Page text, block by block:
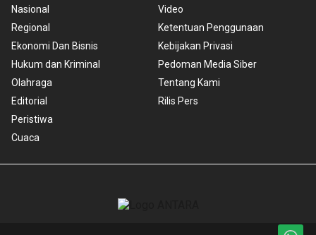
Nasional
Regional
Ekonomi Dan Bisnis
Hukum dan Kriminal
Olahraga
Editorial
Peristiwa
Cuaca
Video
Ketentuan Penggunaan
Kebijakan Privasi
Pedoman Media Siber
Tentang Kami
Rilis Pers